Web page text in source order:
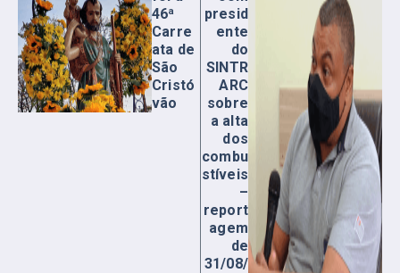
46ª
Carre
ata de
São
Cristó
vão
presid
ente
do
SINTR
ARC
sobre
a alta
dos
combu
stíveis
–
report
agem
de
31/08/